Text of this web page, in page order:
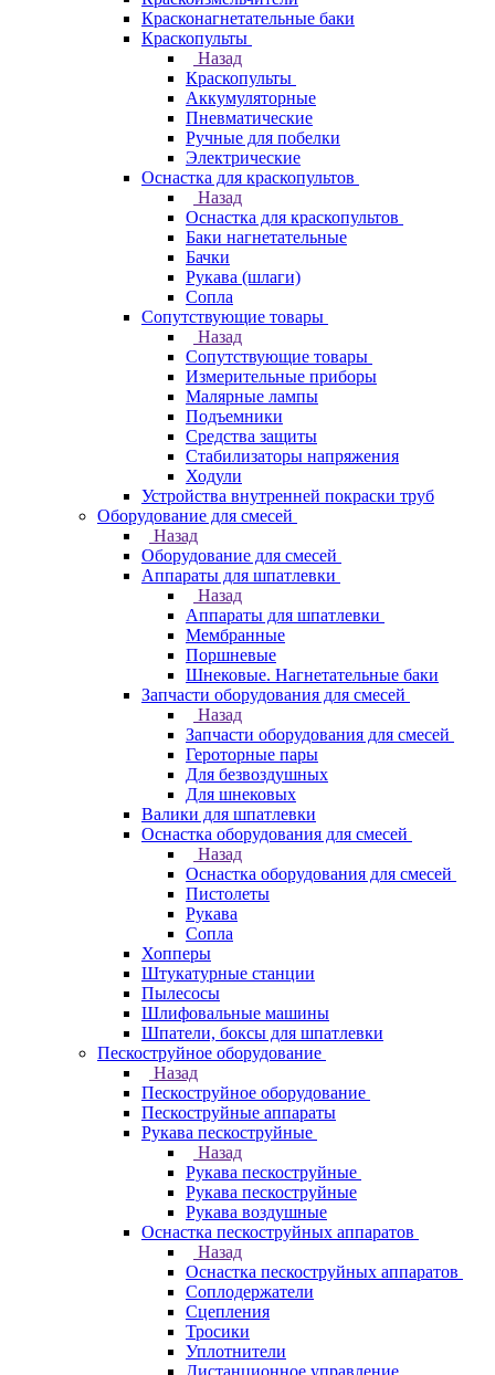
Красконагнетательные баки
Краскопульты
Назад
Краскопульты
Аккумуляторные
Пневматические
Ручные для побелки
Электрические
Оснастка для краскопультов
Назад
Оснастка для краскопультов
Баки нагнетательные
Бачки
Рукава (шлаги)
Сопла
Сопутствующие товары
Назад
Сопутствующие товары
Измерительные приборы
Малярные лампы
Подъемники
Средства защиты
Стабилизаторы напряжения
Ходули
Устройства внутренней покраски труб
Оборудование для смесей
Назад
Оборудование для смесей
Аппараты для шпатлевки
Назад
Аппараты для шпатлевки
Мембранные
Поршневые
Шнековые. Нагнетательные баки
Запчасти оборудования для смесей
Назад
Запчасти оборудования для смесей
Героторные пары
Для безвоздушных
Для шнековых
Валики для шпатлевки
Оснастка оборудования для смесей
Назад
Оснастка оборудования для смесей
Пистолеты
Рукава
Сопла
Хопперы
Штукатурные станции
Пылесосы
Шлифовальные машины
Шпатели, боксы для шпатлевки
Пескоструйное оборудование
Назад
Пескоструйное оборудование
Пескоструйные аппараты
Рукава пескоструйные
Назад
Рукава пескоструйные
Рукава пескоструйные
Рукава воздушные
Оснастка пескоструйных аппаратов
Назад
Оснастка пескоструйных аппаратов
Соплодержатели
Сцепления
Тросики
Уплотнители
Дистанционное управление